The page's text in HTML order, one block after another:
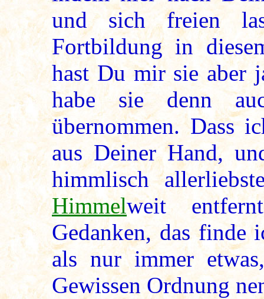
und sich freien
Fortbildung in
hast Du mir sie aber
habe sie denn
übernommen. Dass
aus Deiner Hand,
himmlisch
Himmelweit
Gedanken, das finde
als nur immer
Gewissen Ordnung